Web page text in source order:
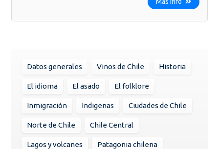
Datos generales Vinos de Chile Historia
El idioma El asado El folklore
Inmigración Indigenas Ciudades de Chile
Norte de Chile Chile Central
Lagos y volcanes Patagonia chilena